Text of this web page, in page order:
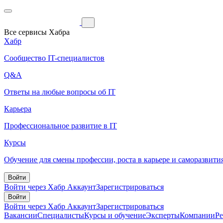
Все сервисы Хабра
Хабр
Сообщество IT-специалистов
Q&A
Ответы на любые вопросы об IT
Карьера
Профессиональное развитие в IT
Курсы
Обучение для смены профессии, роста в карьере и
Войти
Войти через Хабр АккаунтЗарегистрироваться
Войти
Войти через Хабр АккаунтЗарегистрироваться
ВакансииСпециалистыКурсы и обучениеЭкспертыКомпании